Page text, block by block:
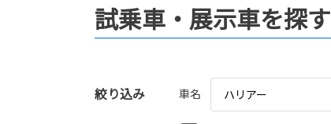
試乗車・展示車を探す
絞り込み 車名 ハリアー